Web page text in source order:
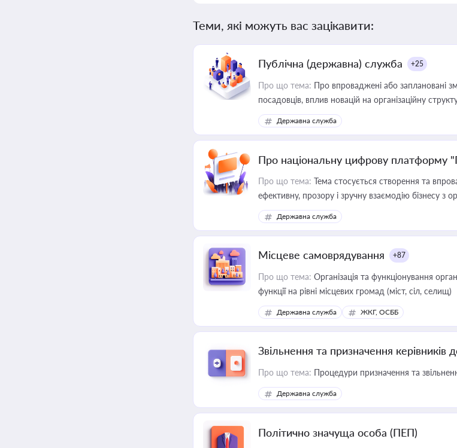
Теми, які можуть вас зацікавити:
Публічна (державна) служба +25
Про що тема: Про впроваджені або заплановані
посадовців, вплив новацій на організаційну
Державна служба
Про національну цифрову платформу
Про що тема: Тема стосується створення та
ефективну, прозору і зручну взаємодію бізнесу з
Державна служба
Місцеве самоврядування +87
Про що тема: Організація та функціонування
функції на рівні місцевих громад (міст, сіл, селищ)
Державна служба ЖКГ, ОСББ
Звільнення та призначення керівників
Про що тема: Процедури призначення та
Державна служба
Політично значуща особа (ПЕП)